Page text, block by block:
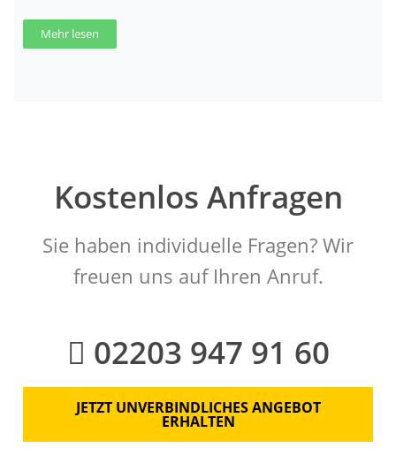
Mehr lesen
Kostenlos Anfragen
Sie haben individuelle Fragen? Wir
freuen uns auf Ihren Anruf.
02203 947 91 60
JETZT UNVERBINDLICHES ANGEBOT
ERHALTEN